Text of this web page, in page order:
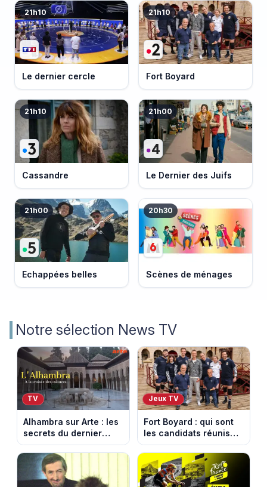
21h10
Le dernier cercle
21h10
Fort Boyard
21h10
Cassandre
21h00
Le Dernier des Juifs
21h00
Echappées belles
20h30
Scènes de ménages
Notre sélection News TV
TV
Alhambra sur Arte : les
secrets du dernier
sultanat musulman
d’Espagne
Jeux TV
Fort Boyard : qui sont
les candidats réunis
par Cyril Féraud ce
samedi 8 août 2026 ?